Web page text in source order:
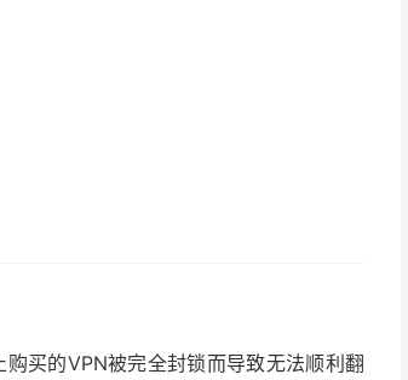
买的VPN被完全封锁而导致无法顺利翻